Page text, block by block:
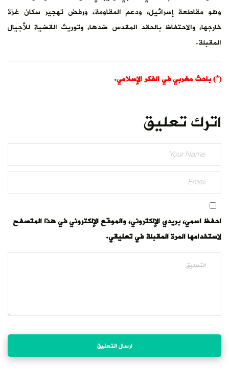
وهو مقاطعة إسرائيل، ودعم المقاومة، ورفض تهجير سكان غزة
خارجها، والاحتفاظ بالحقد المقدس ضدها، وتوريث القضية للأجيال
المقبلة.
(*) باحث مغربي في الفكر الإسلامي.
اترك تعليق
احفظ اسمي، بريدي الإلكتروني، والموقع الإلكتروني في هذا المتصفح
لاستخدامها المرة المقبلة في تعليقي.